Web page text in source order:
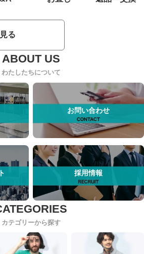
る
わたしたちについて
お問い合わせ
採用情報
カテゴリーから探す